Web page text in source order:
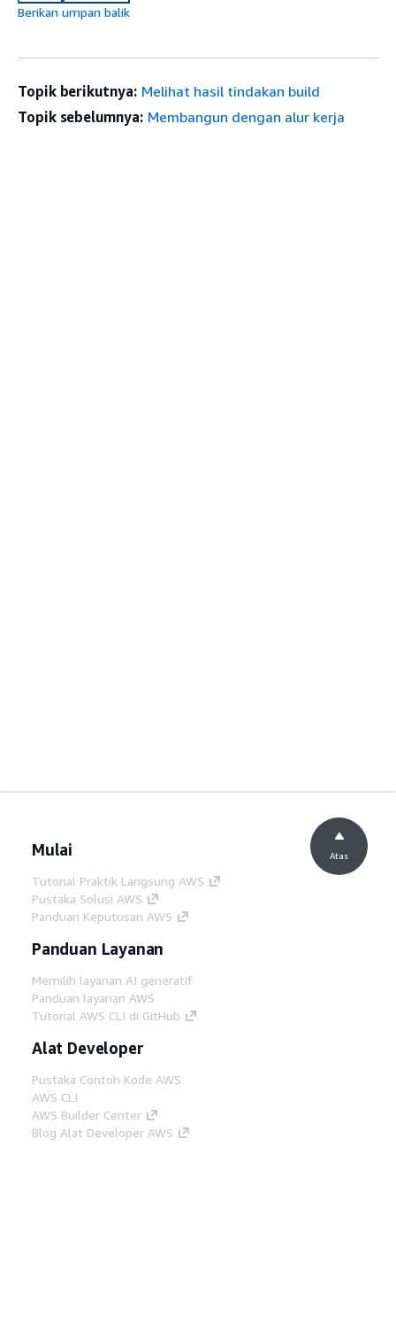
Berikan umpan balik
Topik berikutnya: Melihat hasil tindakan build
Topik sebelumnya: Membangun dengan alur kerja
Mulai
Tutorial Praktik Langsung AWS
Pustaka Solusi AWS
Panduan Keputusan AWS
Panduan Layanan
Memilih layanan AI generatif
Panduan layanan AWS
Tutorial AWS CLI di GitHub
Alat Developer
Pustaka Contoh Kode AWS
AWS CLI
AWS Builder Center
Blog Alat Developer AWS
Atas